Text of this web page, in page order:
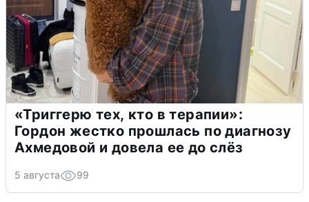
«Триггерю тех, кто в терапии»:
Гордон жестко прошлась по диагнозу
Ахмедовой и довела ее до слёз
5 августа 99